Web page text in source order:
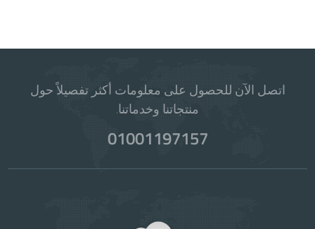
اتصل الآن للحصول على معلومات أكثر تفصيلاً حول
منتجاتنا وخدماتنا.
01001197157